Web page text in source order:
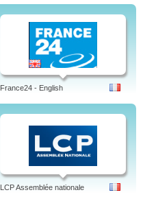
France24 - English
LCP Assemblée nationale